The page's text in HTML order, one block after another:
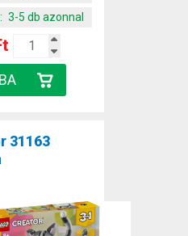
3-5 db azonnal
31163